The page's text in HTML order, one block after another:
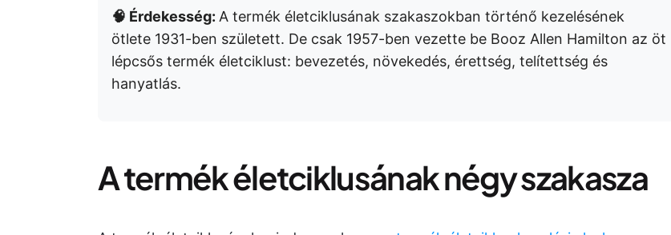
🧠 Érdekesség: A termék életciklusának szakaszokban történő kezelésének
ötlete 1931-ben született. De csak 1957-ben vezette be Booz Allen Hamilton az öt
lépcsős termék életciklust: bevezetés, növekedés, érettség, telítettség és
hanyatlás.
A termék életciklusának négy szakasza